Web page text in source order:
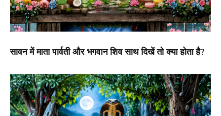
सावन में माता पार्वती और भगवान शिव साथ दिखें तो क्या होता है?